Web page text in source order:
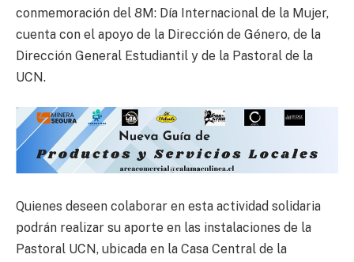
conmemoración del 8M: Día Internacional de la Mujer,
cuenta con el apoyo de la Dirección de Género, de la
Dirección General Estudiantil y de la Pastoral de la
UCN.
Quienes deseen colaborar en esta actividad solidaria
podrán realizar su aporte en las instalaciones de la
Pastoral UCN, ubicada en la Casa Central de la